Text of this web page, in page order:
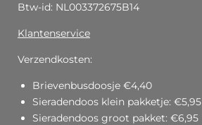
Btw-id: NL003372675B14
Klantenservice
Verzendkosten:
Brievenbusdoosje €4,40
Sieradendoos klein pakketje: €5,95
Sieradendoos groot pakket: €6,95